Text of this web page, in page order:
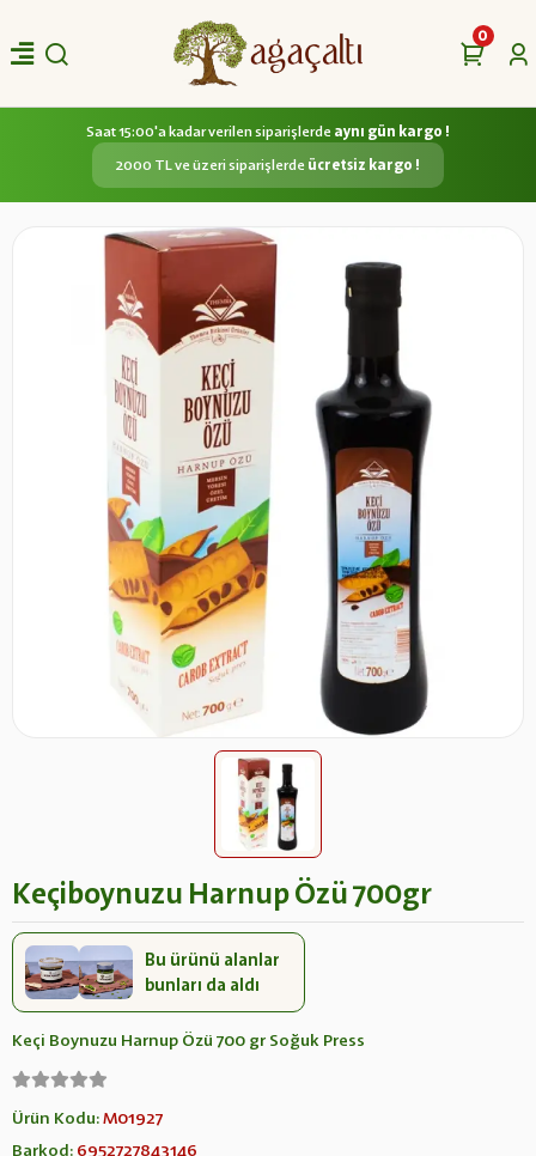
0
Saat 15:00'a kadar verilen siparişlerde aynı gün kargo !
2000 TL ve üzeri siparişlerde ücretsiz kargo !
Keçiboynuzu Harnup Özü 700gr
Bu ürünü alanlar
bunları da aldı
Keçi Boynuzu Harnup Özü 700 gr Soğuk Press
Ürün Kodu:M01927
Barkod: 6952727843146